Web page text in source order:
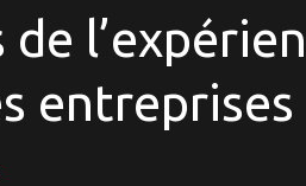
entreprises